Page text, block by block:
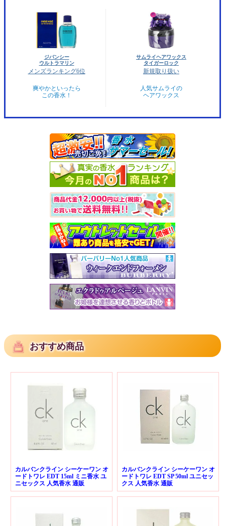
ジバンシー
ウルトラマリン
メンズランキング6位
爽やかといったら
この香水！
サムライヘアワックス
タイガーロック
新規取り扱い
人気サムライの
ヘアワックス
おすすめ商品
カルバンクライン シーケーワン オ
ードトワレ EDT 15ml ミニ香水 ユ
ニセックス 人気香水 通販
カルバンクライン シーケーワン オ
ードトワレ EDT SP 50ml ユニセッ
クス 人気香水 通販